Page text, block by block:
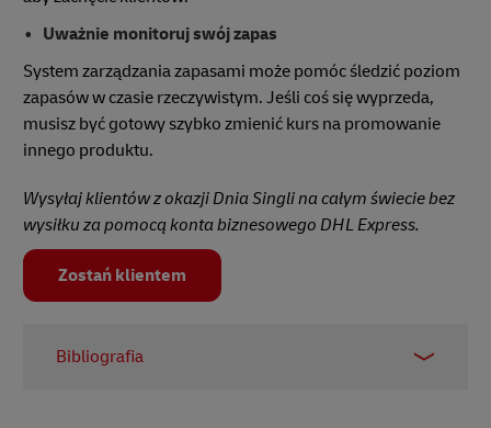
Uważnie monitoruj swój zapas
System zarządzania zapasami może pomóc śledzić poziom
zapasów w czasie rzeczywistym. Jeśli coś się wyprzeda,
musisz być gotowy szybko zmienić kurs na promowanie
innego produktu.
Wysyłaj klientów z okazji Dnia Singli na całym świecie bez
wysiłku za pomocą konta biznesowego DHL Express.
Zostań klientem
Bibliografia